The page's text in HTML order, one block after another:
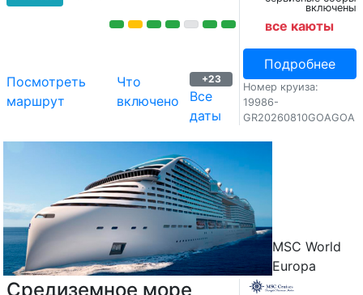
Посмотреть
маршрут
Что
включено
+23
Все
даты
включены
все каюты
Подробнее
Номер круиза:
19986-
GR20260810GOAGOA
MSC World
Europa
Средиземное море